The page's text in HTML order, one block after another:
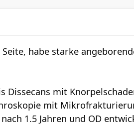
habe starke
mit
mit
1.5 Jahren und OD